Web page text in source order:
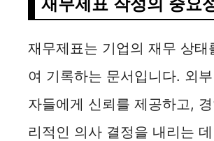
재무제표 작성의 중요
재무제표는 기업의 재무 상태
여 기록하는 문서입니다. 외
자들에게 신뢰를 제공하고,
리적인 의사 결정을 내리는